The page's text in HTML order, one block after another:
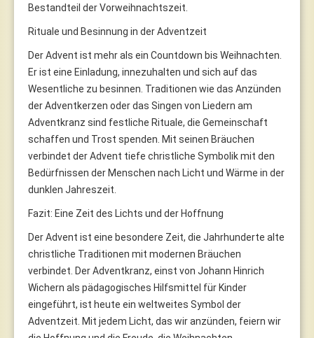
Bestandteil der Vorweihnachtszeit.
Rituale und Besinnung in der Adventzeit
Der Advent ist mehr als ein Countdown bis Weihnachten.
Er ist eine Einladung, innezuhalten und sich auf das
Wesentliche zu besinnen. Traditionen wie das Anzünden
der Adventkerzen oder das Singen von Liedern am
Adventkranz sind festliche Rituale, die Gemeinschaft
schaffen und Trost spenden. Mit seinen Bräuchen
verbindet der Advent tiefe christliche Symbolik mit den
Bedürfnissen der Menschen nach Licht und Wärme in der
dunklen Jahreszeit.
Fazit: Eine Zeit des Lichts und der Hoffnung
Der Advent ist eine besondere Zeit, die Jahrhunderte alte
christliche Traditionen mit modernen Bräuchen
verbindet. Der Adventkranz, einst von Johann Hinrich
Wichern als pädagogisches Hilfsmittel für Kinder
eingeführt, ist heute ein weltweites Symbol der
Adventzeit. Mit jedem Licht, das wir anzünden, feiern wir